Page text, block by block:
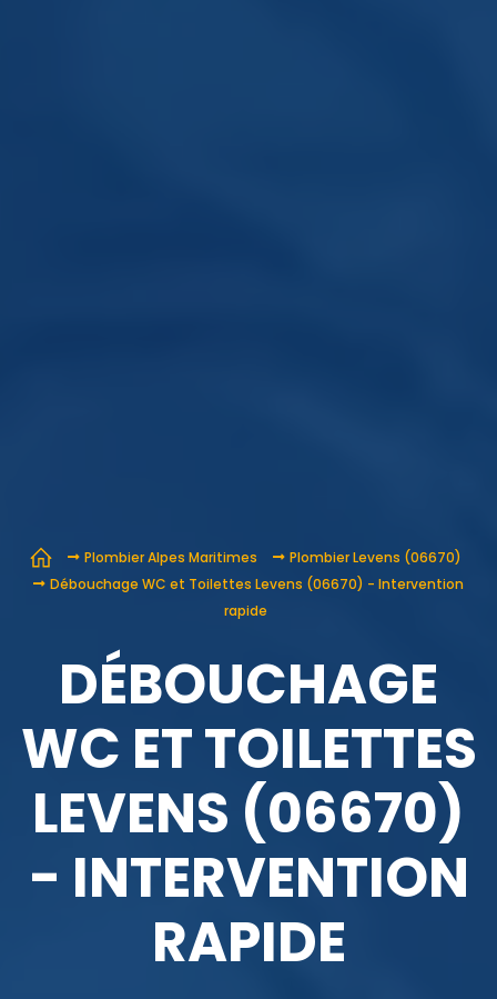
Plombier Alpes Maritimes
Plombier Levens (06670)
Débouchage WC et Toilettes Levens (06670) - Intervention
rapide
DÉBOUCHAGE
WC ET TOILETTES
LEVENS (06670)
- INTERVENTION
RAPIDE